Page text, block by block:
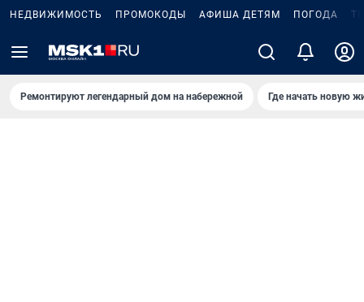
НЕДВИЖИМОСТЬ ПРОМОКОДЫ АФИША ДЕТЯМ ПОГОДА
Ремонтируют легендарный дом на набережной Где начать новую